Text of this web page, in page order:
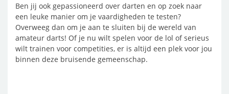
Ben jij ook gepassioneerd over darten en op zoek naar
een leuke manier om je vaardigheden te testen?
Overweeg dan om je aan te sluiten bij de wereld van
amateur darts! Of je nu wilt spelen voor de lol of serieus
wilt trainen voor competities, er is altijd een plek voor jou
binnen deze bruisende gemeenschap.